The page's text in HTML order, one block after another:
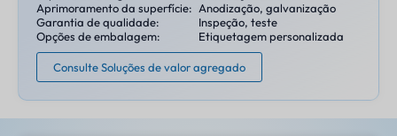
Aprimoramento da superfície: Anodização, galvanização
Garantia de qualidade:
Inspeção, teste
Opções de embalagem:
Etiquetagem personalizada
Consulte Soluções de valor agregado